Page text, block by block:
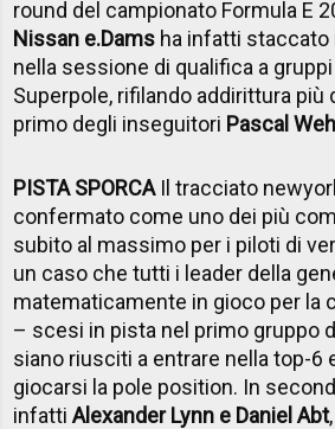
round del campionato Formula E
Nissan e.Dams ha infatti staccato
nella sessione di qualifica a
Superpole, rifilando addirittura più
primo degli inseguitori Pascal
PISTA SPORCAIl tracciato
confermato come uno dei più
subito al massimo per i piloti di
un caso che tutti i leader della
matematicamente in gioco per la
– scesi in pista nel primo gruppo
siano riusciti a entrare nella top-6
giocarsi la pole position. In
infattiAlexander Lynn e Daniel Abt